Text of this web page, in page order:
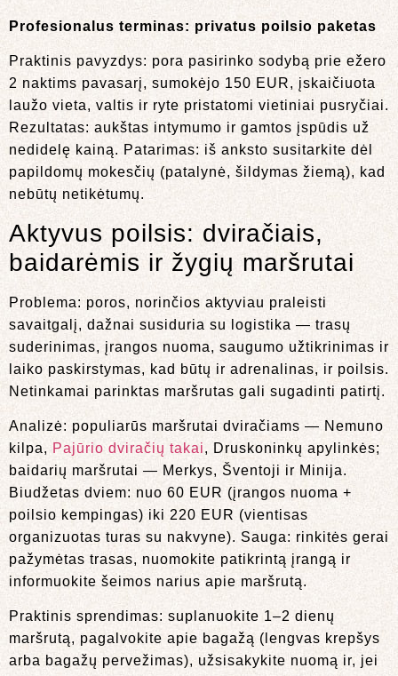
Profesionalus terminas: privatus poilsio paketas
Praktinis pavyzdys: pora pasirinko sodybą prie ežero
2 naktims pavasarį, sumokėjo 150 EUR, įskaičiuota
laužo vieta, valtis ir ryte pristatomi vietiniai pusryčiai.
Rezultatas: aukštas intymumo ir gamtos įspūdis už
nedidelę kainą. Patarimas: iš anksto susitarkite dėl
papildomų mokesčių (patalynė, šildymas žiemą), kad
nebūtų netikėtumų.
Aktyvus poilsis: dviračiais,
baidarėmis ir žygių maršrutai
Problema: poros, norinčios aktyviau praleisti
savaitgalį, dažnai susiduria su logistika — trasų
suderinimas, įrangos nuoma, saugumo užtikrinimas ir
laiko paskirstymas, kad būtų ir adrenalinas, ir poilsis.
Netinkamai parinktas maršrutas gali sugadinti patirtį.
Analizė: populiarūs maršrutai dviračiams — Nemuno
kilpa, Pajūrio dviračių takai, Druskoninkų apylinkės;
baidarių maršrutai — Merkys, Šventoji ir Minija.
Biudžetas dviem: nuo 60 EUR (įrangos nuoma +
poilsio kempingas) iki 220 EUR (vientisas
organizuotas turas su nakvyne). Sauga: rinkitės gerai
pažymėtas trasas, nuomokite patikrintą įrangą ir
informuokite šeimos narius apie maršrutą.
Praktinis sprendimas: suplanuokite 1–2 dienų
maršrutą, pagalvokite apie bagažą (lengvas krepšys
arba bagažų pervežimas), užsisakykite nuomą ir, jei